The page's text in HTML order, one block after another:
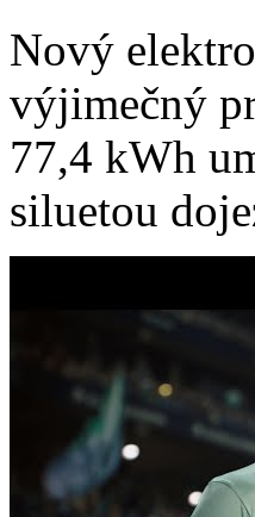
Nový
výjimečný
77,4 kWh
siluetou